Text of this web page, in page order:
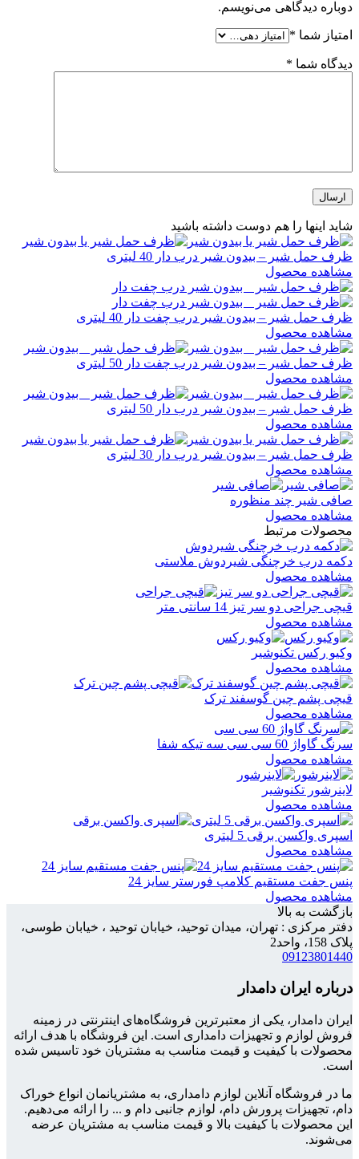
دوباره دیدگاهی می‌نویسم.
امتیاز شما *
دیدگاه شما *
شاید اینها را هم دوست داشته باشید
ظرف حمل شیر – بیدون شیر درب دار 40 لیتری
مشاهده محصول
ظرف حمل شیر – بیدون شیر درب چفت دار 40 لیتری
مشاهده محصول
ظرف حمل شیر – بیدون شیر درب چفت دار 50 لیتری
مشاهده محصول
ظرف حمل شیر – بیدون شیر درب دار 50 لیتری
مشاهده محصول
ظرف حمل شیر – بیدون شیر درب دار 30 لیتری
مشاهده محصول
صافی شیر چند منظوره
مشاهده محصول
محصولات مرتبط
دکمه درب خرچنگی شیردوش ملاستی
مشاهده محصول
قیچی جراحی دو سر تیز 14 سانتی متر
مشاهده محصول
وکیو رکس تکنوشیر
مشاهده محصول
قیچی پشم چین گوسفند ترک
مشاهده محصول
سرنگ گاواژ 60 سی سی سه تیکه شفا
مشاهده محصول
لاینرشور تکنوشیر
مشاهده محصول
اسپری واکسن برقی 5 لیتری
مشاهده محصول
پنس جفت مستقیم کلامپ فورستر سایز 24
مشاهده محصول
بازگشت به بالا
دفتر مرکزی : تهران، میدان توحید، خیابان توحید ، خیابان طوسی،
پلاک 158، واحد2
09123801440
درباره ایران دامدار
ایران دامدار، یکی از معتبرترین فروشگاه‌های اینترنتی در زمینه
فروش لوازم و تجهیزات دامداری است. این فروشگاه با هدف ارائه
محصولات با کیفیت و قیمت مناسب به مشتریان خود تاسیس شده
است.
ما در فروشگاه آنلاین لوازم دامداری، به مشتریانمان انواع خوراک
دام، تجهیزات پرورش دام، لوازم جانبی دام و ... را ارائه می‌دهیم.
این محصولات با کیفیت بالا و قیمت مناسب به مشتریان عرضه
می‌شوند.